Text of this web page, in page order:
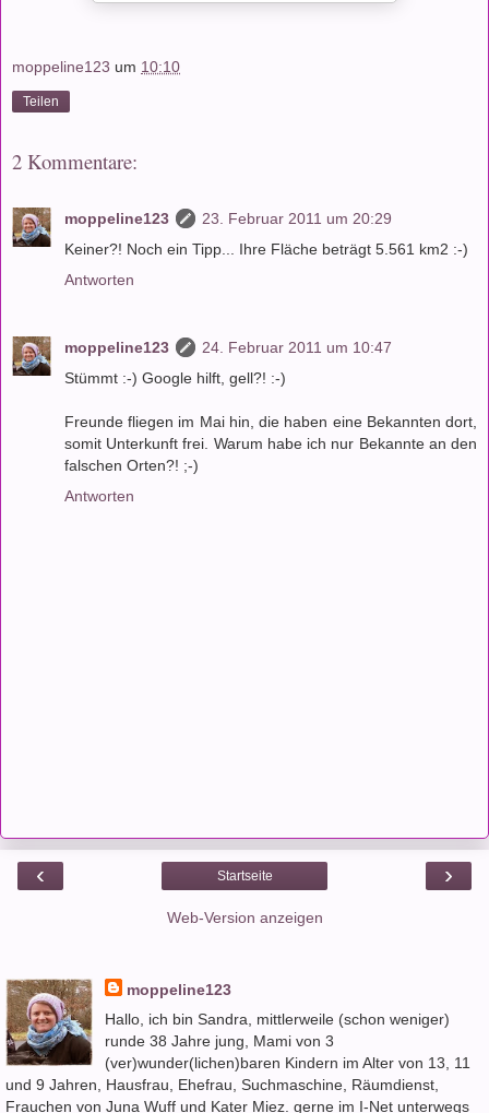
moppeline123 um 10:10
Teilen
2 Kommentare:
moppeline123
23. Februar 2011 um 20:29
Keiner?! Noch ein Tipp... Ihre Fläche beträgt 5.561 km2 :-)
Antworten
moppeline123
24. Februar 2011 um 10:47
Stümmt :-) Google hilft, gell?! :-)
Freunde fliegen im Mai hin, die haben eine Bekannten dort,
somit Unterkunft frei. Warum habe ich nur Bekannte an den
falschen Orten?! ;-)
Antworten
‹ ›
Startseite
Web-Version anzeigen
moppeline123
Hallo, ich bin Sandra, mittlerweile (schon weniger)
runde 38 Jahre jung, Mami von 3
(ver)wunder(lichen)baren Kindern im Alter von 13, 11
und 9 Jahren, Hausfrau, Ehefrau, Suchmaschine, Räumdienst,
Frauchen von Juna Wuff und Kater Miez. gerne im I-Net unterwegs